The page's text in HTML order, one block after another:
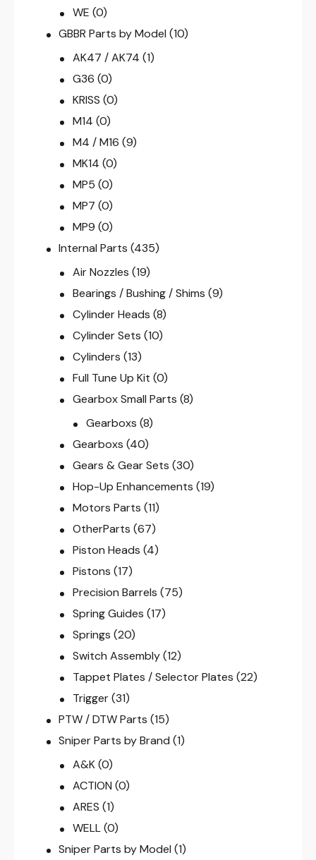
WE (0)
GBBR Parts by Model (10)
AK47 / AK74 (1)
G36 (0)
KRISS (0)
M14 (0)
M4 / M16 (9)
MK14 (0)
MP5 (0)
MP7 (0)
MP9 (0)
Internal Parts (435)
Air Nozzles (19)
Bearings / Bushing / Shims (9)
Cylinder Heads (8)
Cylinder Sets (10)
Cylinders (13)
Full Tune Up Kit (0)
Gearbox Small Parts (8)
Gearboxs (8)
Gearboxs (40)
Gears & Gear Sets (30)
Hop-Up Enhancements (19)
Motors Parts (11)
OtherParts (67)
Piston Heads (4)
Pistons (17)
Precision Barrels (75)
Spring Guides (17)
Springs (20)
Switch Assembly (12)
Tappet Plates / Selector Plates (22)
Trigger (31)
PTW / DTW Parts (15)
Sniper Parts by Brand (1)
A&K (0)
ACTION (0)
ARES (1)
WELL (0)
Sniper Parts by Model (1)